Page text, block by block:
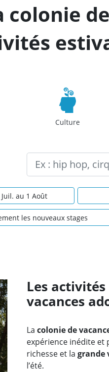
Culture
au 1 Août
les nouveaux stages
Les
vacances
La colonie de
expérience inédite et
richesse et la grande
l’été.